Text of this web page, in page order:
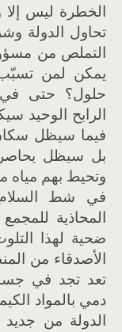
الخطرة ليس
تحاول الدولة
التملص من
يمكن لمن
حلول؟ حتى في
الرابح الوحيد
فيما سيظل
بل سيظل
وتحيط بهم مياه
في شط
المحاذية
ضحية لهذا
الأصدقاء من
تعد تجد في
دمي بالمواد
الدولة من جديد